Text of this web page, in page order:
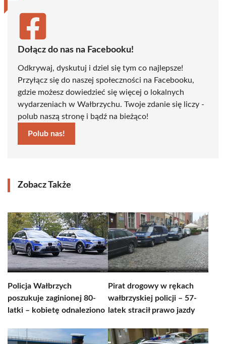
Dołącz do nas na Facebooku!
Odkrywaj, dyskutuj i dziel się tym co najlepsze!
Przyłącz się do naszej społeczności na Facebooku,
gdzie możesz dowiedzieć się więcej o lokalnych
wydarzeniach w Wałbrzychu. Twoje zdanie się liczy -
polub naszą stronę i bądź na bieżąco!
Polub nas!
Zobacz Także
Policja Wałbrzych
poszukuje zaginionej 80-
latki – kobietę odnaleziono
Pirat drogowy w rękach
wałbrzyskiej policji – 57-
latek stracił prawo jazdy